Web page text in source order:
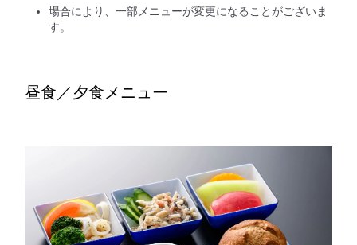
場合により、一部メニューが変更になることがございま
す。
昼食／夕食メニュー